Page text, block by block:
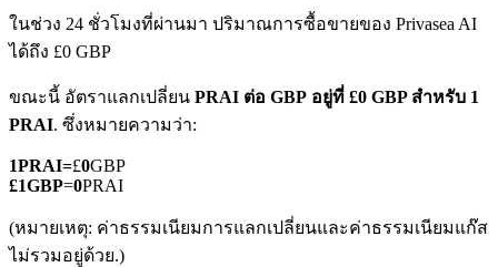
TradFi
อนุพันธ์ของหุ้น ฟอเร็กซ์ โลหะมีค่า และสินค้าโภคภัณฑ์
ในช่วง 24 ชั่วโมงที่ผ่านมา ปริมาณการซื้อขายของ Privasea AI
ได้ถึง £0 GBP
ขณะนี้ อัตราแลกเปลี่ยน PRAI ต่อ GBP อยู่ที่ £0 GBP สำหรับ 1
PRAI. ซึ่งหมายความว่า:
1PRAI=£0GBP
£1GBP=0PRAI
(หมายเหตุ: ค่าธรรมเนียมการแลกเปลี่ยนและค่าธรรมเนียมแก๊ส
ไม่รวมอยู่ด้วย.)